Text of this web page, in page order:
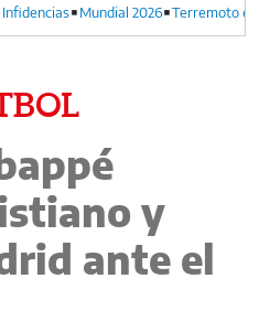
Infidencias Mundial 2026 Terremoto
y
ante el